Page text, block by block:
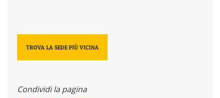
TROVA LA SEDE PIÙ VICINA
Condividi la pagina